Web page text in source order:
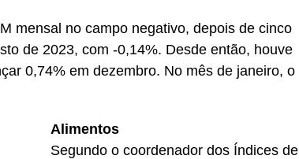
mensal no campo negativo, depois de cinco
de 2023, com -0,14%. Desde então, houve
0,74% em dezembro. No mês de janeiro, o
Alimentos
Segundo o coordenador dos Índices de